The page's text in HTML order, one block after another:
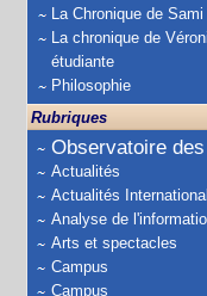
La Chronique de Sami
La chronique de
étudiante
Philosophie
Rubriques
Observatoire
Actualités
Actualités
Analyse de
Arts et spectacles
Campus
Campus